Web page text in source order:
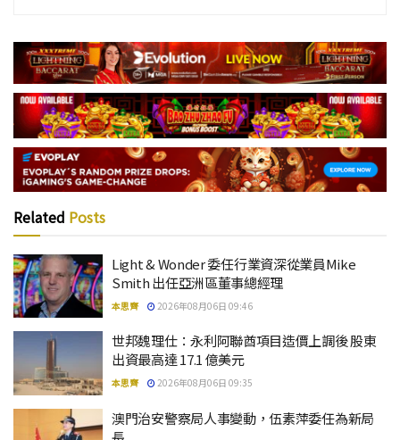
Related Posts
Light & Wonder 委任行業資深從業員Mike
Smith 出任亞洲區董事總經理
本思齊 2026年08月06日 09:46
世邦魏理仕：永利阿聯酋項目造價上調後 股東
出資最高達 17.1 億美元
本思齊 2026年08月06日 09:35
澳門治安警察局人事變動，伍素萍委任為新局